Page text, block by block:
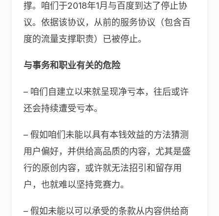
撑。咱们于2018年1月与百度到达了停止协
议。依据该协议，从前的服务协议（包含百
度的流量支撑职责）已被停止。
与事务和职业有关的危险
– 咱们自建立以来就呈现净亏本，往后或许
还会持续遭受亏本。
– 假如咱们未能以具有本钱效益的方法猜测
用户偏好，并供给高品质的内容，尤其是盛
行的原创内容，或许就无法招引和留存用
户，也就难以坚持竞赛力。
– 假如未能以可以承受的条款从内容供给商